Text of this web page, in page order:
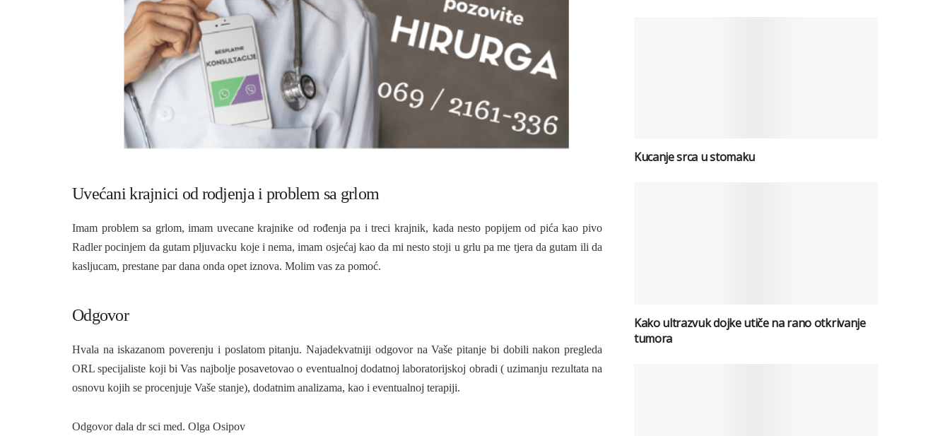
Uvećani krajnici od rodjenja i problem sa grlom
Imam problem sa grlom, imam uvecane krajnike od rođenja pa i treci krajnik, kada nesto popijem od pića kao pivo
Radler pocinjem da gutam pljuvacku koje i nema, imam osjećaj kao da mi nesto stoji u grlu pa me tjera da gutam ili da
kasljucam, prestane par dana onda opet iznova. Molim vas za pomoć.
Odgovor
Hvala na iskazanom poverenju i poslatom pitanju. Najadekvatniji odgovor na Vaše pitanje bi dobili nakon pregleda
ORL specijaliste koji bi Vas najbolje posavetovao o eventualnoj dodatnoj laboratorijskoj obradi ( uzimanju rezultata na
osnovu kojih se procenjuje Vaše stanje), dodatnim analizama, kao i eventualnoj terapiji.
Odgovor dala dr sci med. Olga Osipov
Kucanje srca u stomaku
Kako ultrazvuk dojke utiče na rano otkrivanje
tumora